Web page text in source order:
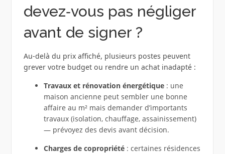
devez‑vous pas négliger
avant de signer ?
Au‑delà du prix affiché, plusieurs postes peuvent
grever votre budget ou rendre un achat inadapté :
Travaux et rénovation énergétique: une
maison ancienne peut sembler une bonne
affaire au m² mais demander d’importants
travaux (isolation, chauffage, assainissement)
— prévoyez des devis avant décision.
Charges de copropriété: certaines résidences